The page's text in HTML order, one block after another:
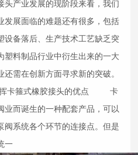
头产业发展的现阶段来看，我们
发展面临的难题还有很多，包括
设备落后、生产技术工艺缺乏突
塑料制品行业中衍生出来的一大
还需在创新方面寻求新的突破。
卡箍式橡胶接头的优点 卡
业而诞生的一种配套产品，可以
阀系统各个环节的连接点。但是
一